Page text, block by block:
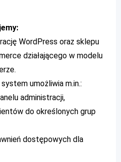
WordPress oraz sklepu
działającego w modelu
umożliwia m.in.:
administracji,
do określonych grup
dostępowych dla